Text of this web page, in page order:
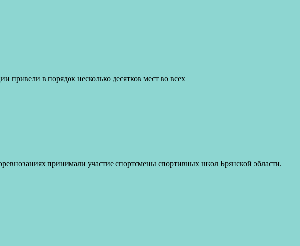
привели в порядок несколько десятков мест во всех
принимали участие спортсмены спортивных школ Брянской области.